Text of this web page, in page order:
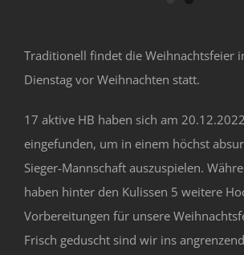
Traditionell findet die Weihnachtsfeier
Dienstag vor Weihnachten statt.
17 aktive HB haben sich am
eingefunden, um in einem höchst
Sieger-Mannschaft auszuspielen.
haben hinter den Kulissen 5 weitere
Vorbereitungen für unsere
Frisch geduscht sind wir ins